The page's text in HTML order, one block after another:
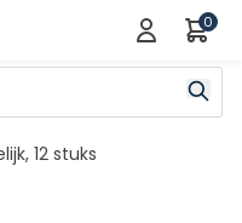
0
12 stuks